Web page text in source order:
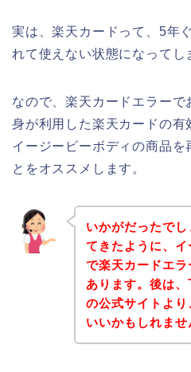
実は、楽天カードって、5年
れて使えない状態になってし
なので、楽天カードエラーで
身が利用した楽天カードの有
イージービーボディの商品を
とをオススメします。
いかがだったで
てきたように、
で楽天カードエ
あります。後は
の公式サイトよ
いいかもしれませ